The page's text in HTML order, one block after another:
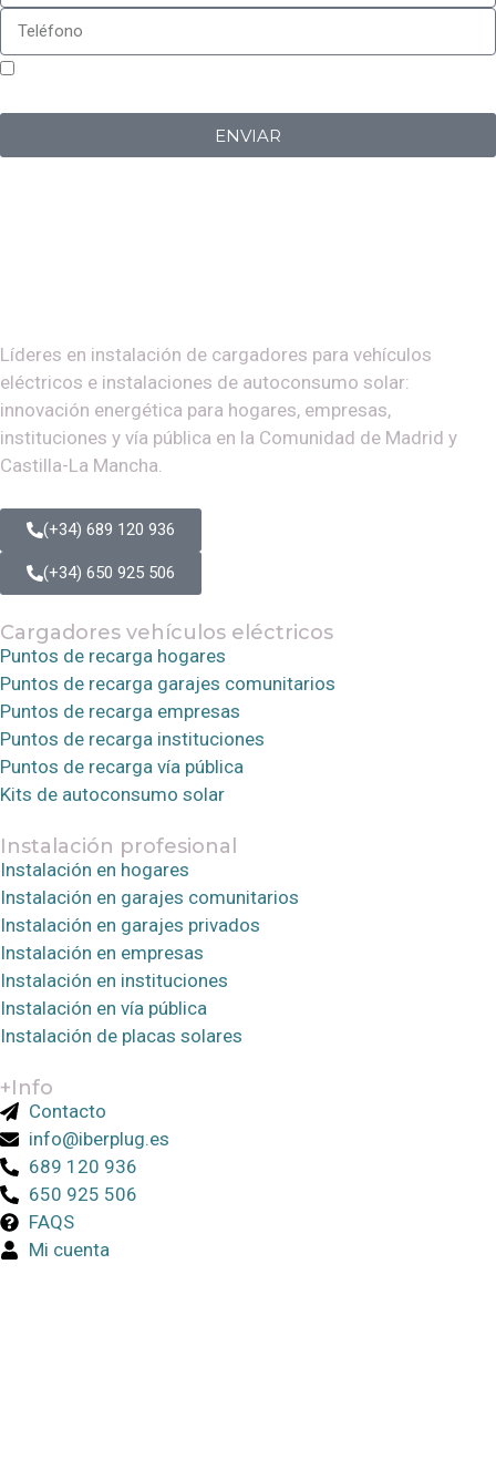
ENVIAR
Líderes en instalación de cargadores para vehículos
eléctricos e instalaciones de autoconsumo solar:
innovación energética para hogares, empresas,
instituciones y vía pública en la Comunidad de Madrid y
Castilla-La Mancha.
(+34) 689 120 936
(+34) 650 925 506
Cargadores vehículos eléctricos
Puntos de recarga hogares
Puntos de recarga garajes comunitarios
Puntos de recarga empresas
Puntos de recarga instituciones
Puntos de recarga vía pública
Kits de autoconsumo solar
Instalación profesional
Instalación en hogares
Instalación en garajes comunitarios
Instalación en garajes privados
Instalación en empresas
Instalación en instituciones
Instalación en vía pública
Instalación de placas solares
+Info
Contacto
info@iberplug.es
689 120 936
650 925 506
FAQS
Mi cuenta